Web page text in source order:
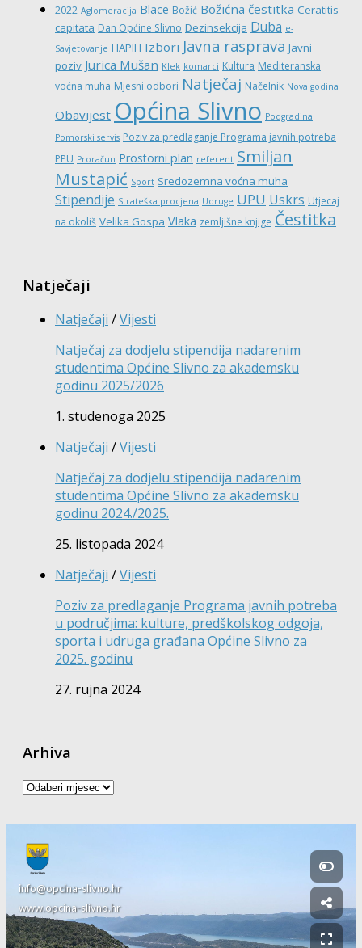
2022 Aglomeracija Blace Božić Božićna čestitka Ceratitis
capitata Dan Općine Slivno Dezinsekcija Duba e-
Savjetovanje HAPIH Izbori Javna rasprava Javni
poziv Jurica Mušan Klek komarci Kultura Mediteranska
voćna muha Mjesni odbori Natječaj Načelnik Nova godina
Obavijest Općina Slivno Podgradina
Pomorski servis Poziv za predlaganje Programa javnih potreba
PPU Proračun Prostorni plan referent Smiljan
Mustapić Sport Sredozemna voćna muha
Stipendije Strateška procjena Udruge UPU Uskrs Utjecaj
na okoliš Velika Gospa Vlaka zemljišne knjige Čestitka
Natječaji
Natječaji /Vijesti
Natječaj za dodjelu stipendija nadarenim
studentima Općine Slivno za akademsku
godinu 2025/2026
1. studenoga 2025
Natječaji /Vijesti
Natječaj za dodjelu stipendija nadarenim
studentima Općine Slivno za akademsku
godinu 2024./2025.
25. listopada 2024
Natječaji /Vijesti
Poziv za predlaganje Programa javnih potreba
u područjima: kulture, predškolskog odgoja,
sporta i udruga građana Općine Slivno za
2025. godinu
27. rujna 2024
Arhiva
Arhiva